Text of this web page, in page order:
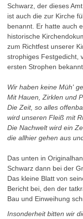
Schwarz, der dieses
ist auch die zur Kirche
benannt. Er hatte auch
historische
zum Richtfest unserer
strophiges Festgedicht,
ersten Strophen
Wir haben keine Müh'
Mit Hauen, Zirklen und
Die Zeit, so alles
wird unseren Fleiß mit
Die Nachwelt wird ein
die allhier gehen aus
Das unten in
Schwarz dann bei der
Das kleine Blatt von
Bericht bei, den der
Bau und Einweihung
Insonderheit bitten wir